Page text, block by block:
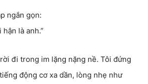
ngắn gọn:
là anh.”
đi trong im lặng nặng nề. Tôi đứng
động cơ xa dần, lòng nhẹ như